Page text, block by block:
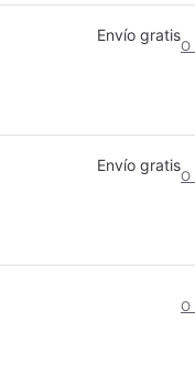
Envío gratis
O
Envío gratis
O
O